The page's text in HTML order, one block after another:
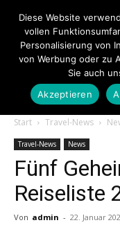
Start Travel-News
Travel-News News
Fünf
Reiseliste
Von admin - 22. Januar
Diese Website
vollen
Personalisierung von
von Werbung oder zu
Sie auch
Akzeptieren